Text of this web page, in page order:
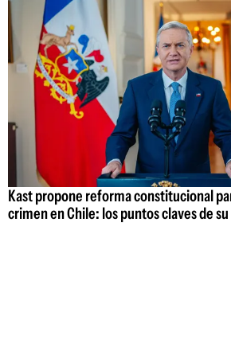
Kast propone reforma constitucional
crimen en Chile: los puntos claves de